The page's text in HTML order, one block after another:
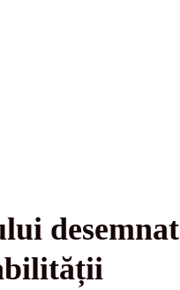
desemnat